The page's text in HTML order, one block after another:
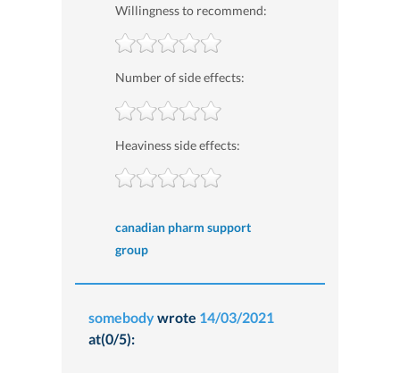
Willingness to recommend:
Number of side effects:
Heaviness side effects:
canadian pharm support
group
somebodywrote 14/03/2021
at(0/5):